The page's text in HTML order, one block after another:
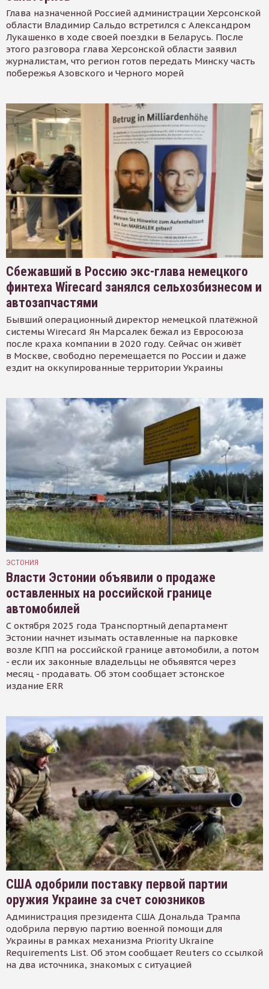
Глава назначенной Россией администрации Херсонской
области Владимир Сальдо встретился с Александром
Лукашенко в ходе своей поездки в Беларусь. После
этого разговора глава Херсонской области заявил
журналистам, что регион готов передать Минску часть
побережья Азовского и Черного морей
Сбежавший в Россию экс-глава немецкого
финтеха Wirecard занялся сельхозбизнесом и
автозапчастями
Бывший операционный директор немецкой платёжной
системы Wirecard Ян Марсалек бежал из Евросоюза
после краха компании в 2020 году. Сейчас он живёт
в Москве, свободно перемещается по России и даже
ездит на оккупированные территории Украины
ЭСТОНИЯ
Власти Эстонии объявили о продаже
оставленных на российской границе
автомобилей
С октября 2025 года Транспортный департамент
Эстонии начнет изымать оставленные на парковке
возле КПП на российской границе автомобили, а потом
- если их законные владельцы не объявятся через
месяц - продавать. Об этом сообщает эстонское
издание ERR
США одобрили поставку первой партии
оружия Украине за счет союзников
Администрация президента США Дональда Трампа
одобрила первую партию военной помощи для
Украины в рамках механизма Priority Ukraine
Requirements List. Об этом сообщает Reuters со ссылкой
на два источника, знакомых с ситуацией